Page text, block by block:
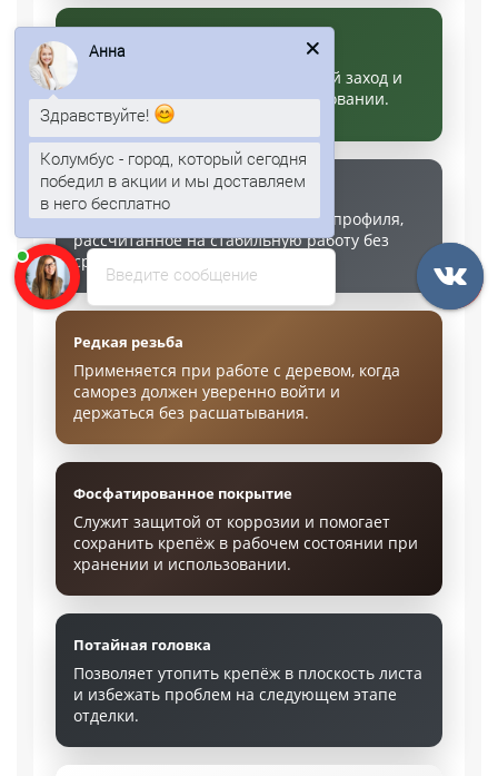
Длина 35 мм
Нужна там, где требуется больший заход и
более уверенная фиксация в основании.
Частая резьба
Исполнение для металлического профиля,
рассчитанное на стабильную работу без
срыва при закручивании.
Редкая резьба
Применяется при работе с деревом, когда
саморез должен уверенно войти и
держаться без расшатывания.
Фосфатированное покрытие
Служит защитой от коррозии и помогает
сохранить крепёж в рабочем состоянии при
хранении и использовании.
Потайная головка
Позволяет утопить крепёж в плоскость листа
и избежать проблем на следующем этапе
отделки.
Введите сообщение
Анна
Здравствуйте!
Колумбус - город, который сегодня
победил в акции и мы доставляем
в него бесплатно
Аннапечатает...